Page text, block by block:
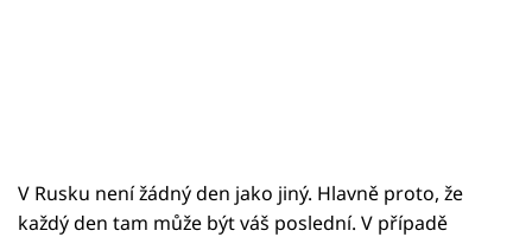
V Rusku není žádný den jako jiný. Hlavně proto, že
každý den tam může být váš poslední. V případě